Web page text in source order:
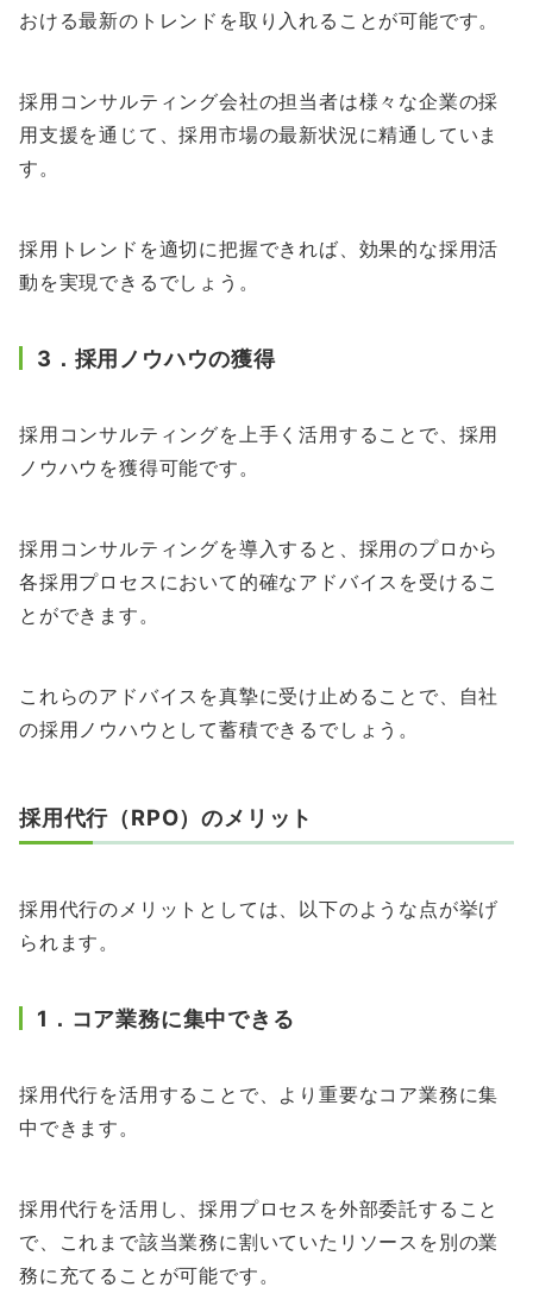
おける最新のトレンドを取り入れることが可能です。
採用コンサルティング会社の担当者は様々な企業の採
用支援を通じて、採用市場の最新状況に精通していま
す。
採用トレンドを適切に把握できれば、効果的な採用活
動を実現できるでしょう。
3．採用ノウハウの獲得
採用コンサルティングを上手く活用することで、採用
ノウハウを獲得可能です。
採用コンサルティングを導入すると、採用のプロから
各採用プロセスにおいて的確なアドバイスを受けるこ
とができます。
これらのアドバイスを真摯に受け止めることで、自社
の採用ノウハウとして蓄積できるでしょう。
採用代行（RPO）のメリット
採用代行のメリットとしては、以下のような点が挙げ
られます。
1．コア業務に集中できる
採用代行を活用することで、より重要なコア業務に集
中できます。
採用代行を活用し、採用プロセスを外部委託すること
で、これまで該当業務に割いていたリソースを別の業
務に充てることが可能です。